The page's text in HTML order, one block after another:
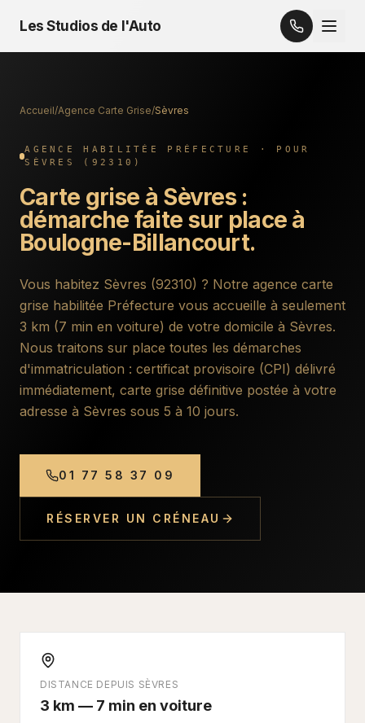
Les Studios de l'Auto
Accueil/Agence Carte Grise/Sèvres
AGENCE HABILITÉE PRÉFECTURE · POUR
SÈVRES
( 92310 )
Carte grise à Sèvres:
démarche faite sur place à
Boulogne-Billancourt.
Vous habitez Sèvres (92310) ? Notre agence carte
grise habilitée Préfecture vous accueille à seulement
3 km (7 min en voiture) de votre domicile à Sèvres.
Nous traitons sur place toutes les démarches
d'immatriculation : certificat provisoire (CPI) délivré
immédiatement, carte grise définitive postée à votre
adresse à Sèvres sous 5 à 10 jours.
01 77 58 37 09
RÉSERVER UN CRÉNEAU
DISTANCE DEPUIS SÈVRES
3 km — 7 min en voiture